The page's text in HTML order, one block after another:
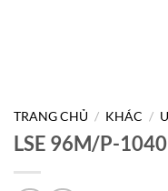
TRANG CHỦ / KHÁC /
LSE 96M/P-